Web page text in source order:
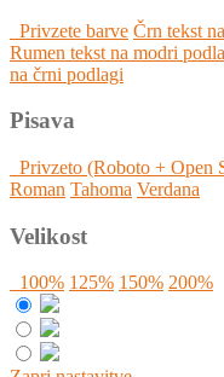
Privzete barve Črn tekst
Rumen tekst na modri
na črni podlagi
Pisava
Privzeto (Roboto + Open
Roman Tahoma Verdana
Velikost
100% 125% 150% 200%